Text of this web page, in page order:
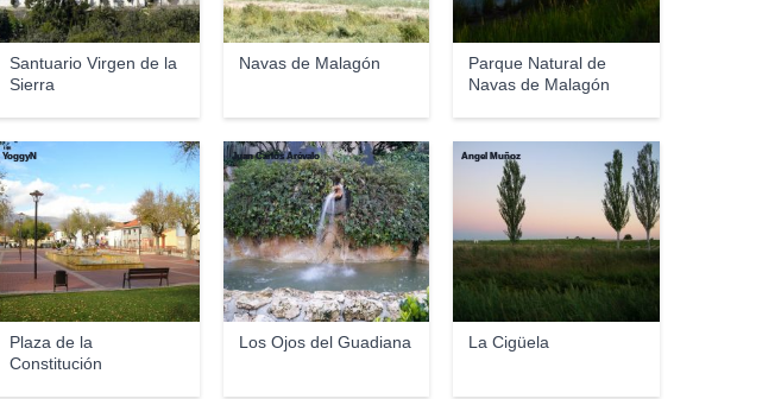
Santuario Virgen de la
Sierra
Navas de Malagón
Parque Natural de
Navas de Malagón
Plaza de la
Constitución
YoggyN
Los Ojos del Guadiana
Juan Carlos Arévalo
La Cigüela
Ángel Muñoz